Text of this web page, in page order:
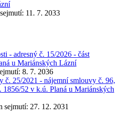
11. 7. 2033
- adresný č. 15/2026 - část
u Mariánských Lázní
8. 7. 2036
č. 25/2021 - nájemní smlouvy č. 96,
1856/52 v k.ú. Planá u Mariánských
sejmutí: 27. 12. 2031